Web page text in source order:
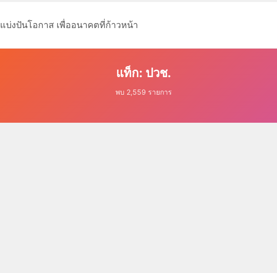
แบ่งปันโอกาส เพื่ออนาคตที่ก้าวหน้า
แท็ก: ปวช.
พบ 2,559 รายการ